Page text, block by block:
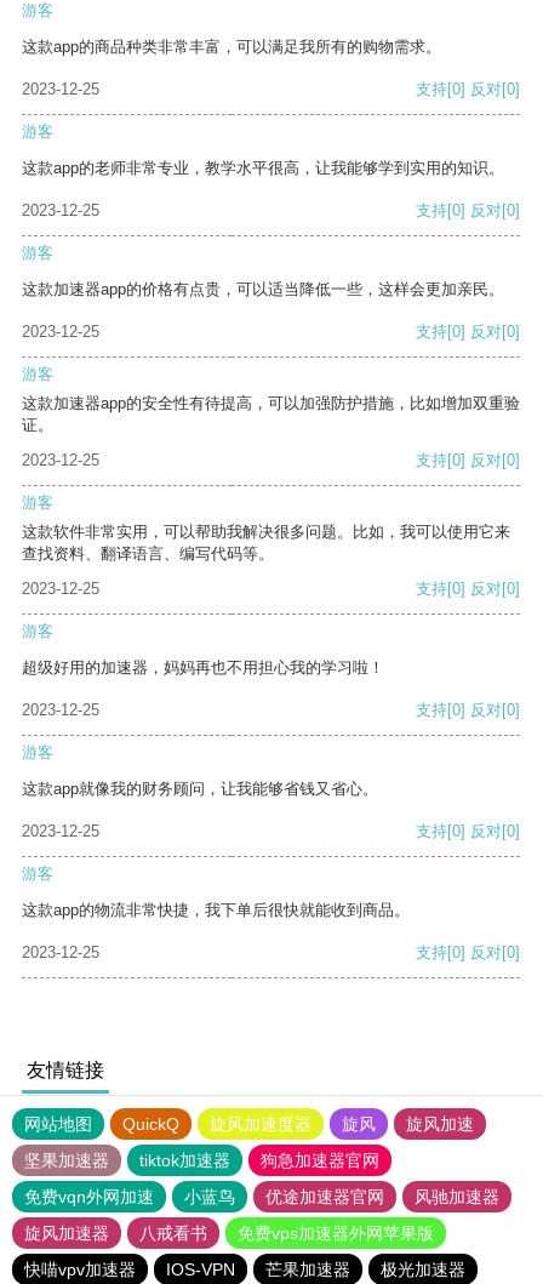
游客
这款app的商品种类非常丰富，可以满足我所有的购物需求。
2023-12-25 支持[0] 反对[0]
游客
这款app的老师非常专业，教学水平很高，让我能够学到实用的知识。
2023-12-25 支持[0] 反对[0]
游客
这款加速器app的价格有点贵，可以适当降低一些，这样会更加亲民。
2023-12-25 支持[0] 反对[0]
游客
这款加速器app的安全性有待提高，可以加强防护措施，比如增加双重验
证。
2023-12-25
支持[0] 反对[0]
游客
这款软件非常实用，可以帮助我解决很多问题。比如，我可以使用它来
查找资料、翻译语言、编写代码等。
2023-12-25
支持[0] 反对[0]
游客
超级好用的加速器，妈妈再也不用担心我的学习啦！
2023-12-25 支持[0] 反对[0]
游客
这款app就像我的财务顾问，让我能够省钱又省心。
2023-12-25 支持[0] 反对[0]
游客
这款app的物流非常快捷，我下单后很快就能收到商品。
2023-12-25 支持[0] 反对[0]
友情链接
网站地图 QuickQ 旋风加速度器 旋风
旋风加速
坚果加速器
tiktok加速器
狗急加速器官网
免费vqn外网加速
小蓝鸟 优途加速器官网
风驰加速器
旋风加速器
八戒看书
免费vps加速器外网苹果版
快喵vpv加速器
IOS-VPN 芒果加速器 极光加速器